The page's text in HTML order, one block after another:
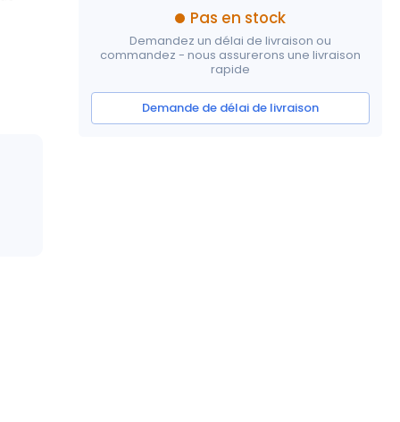
Pas en stock
Demandez un délai de livraison ou
commandez - nous assurerons une livraison
rapide
Demande de délai de livraison